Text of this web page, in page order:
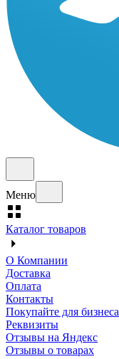
Меню
Каталог товаров
О Компании
Доставка
Оплата
Контакты
Покупайте для бизнеса
Реквизиты
Отзывы на Яндекс
Отзывы о товарах